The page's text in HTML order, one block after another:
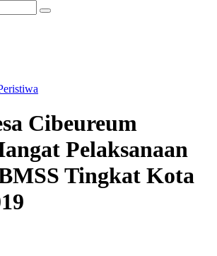
Cibeureum
Pelaksanaan
Tingkat Kota